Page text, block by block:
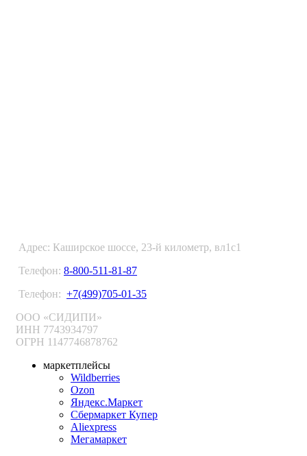
Адрес: Каширское шоссе, 23-й километр, вл1с1
Телефон: 8-800-511-81-87
Телефон: +7(499)705-01-35
ООО «СИДИПИ»
ИНН 7743934797
ОГРН 1147746878762
маркетплейсы
Wildberries
Ozon
Яндекс.Маркет
Сбермаркет Купер
Aliexpress
Мегамаркет